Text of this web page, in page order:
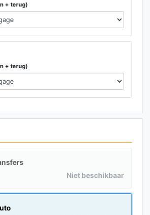
+ terug)
+ terug)
Niet beschikbaar